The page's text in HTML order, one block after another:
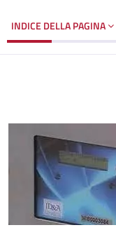
INDICE DELLA PAGINA